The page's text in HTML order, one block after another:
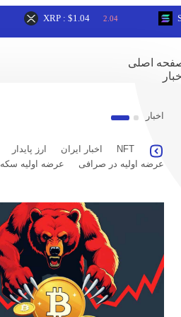
XRP : $1.04 2.04
اصلی
اخبار
اخبار
NFT اخبار ایران ارز پایدار
عرضه اولیه در صرافی
عرضه اولیه سکه